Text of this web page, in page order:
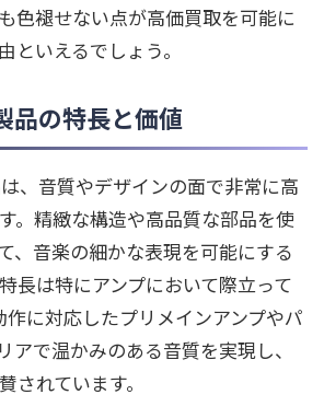
色褪せない点が高価買取を可能に
といえるでしょう。
の特長と価値
、音質やデザインの面で非常に高
。精緻な構造や高品質な部品を使
、音楽の細かな表現を可能にする
長は特にアンプにおいて際立って
作に対応したプリメインアンプやパ
アで温かみのある音質を実現し、
されています。